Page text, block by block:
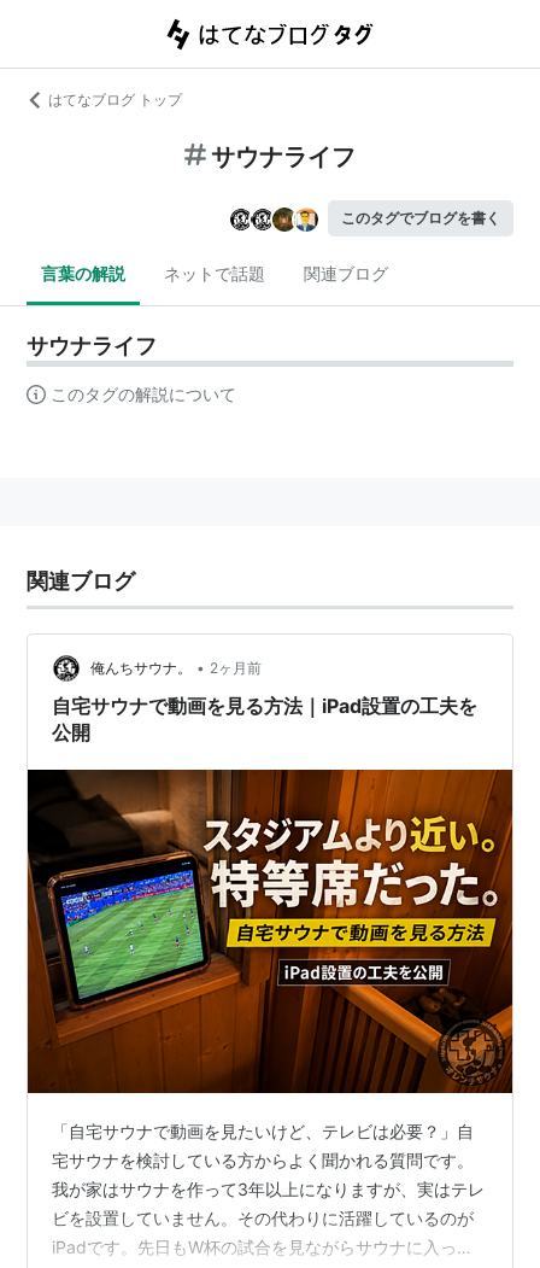
はてなブログ トップ
サウナライフ
このタグでブログを書く
言葉の解説 ネットで話題 関連ブログ
サウナライフ
このタグの解説について
関連ブログ
俺んちサウナ。 • 2ヶ月前
自宅サウナで動画を見る方法｜iPad設置の工夫を
公開
「自宅サウナで動画を見たいけど、テレビは必要？」自
宅サウナを検討している方からよく聞かれる質問です。
我が家はサウナを作って3年以上になりますが、実はテレ
ビを設置していません。その代わりに活躍しているのが
iPadです。先日もW杯の試合を見ながらサウナに入って